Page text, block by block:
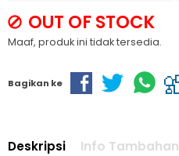
OUT OF STOCK
Maaf, produk ini tidak tersedia.
Bagikan ke
Deskripsi Info Tambahan